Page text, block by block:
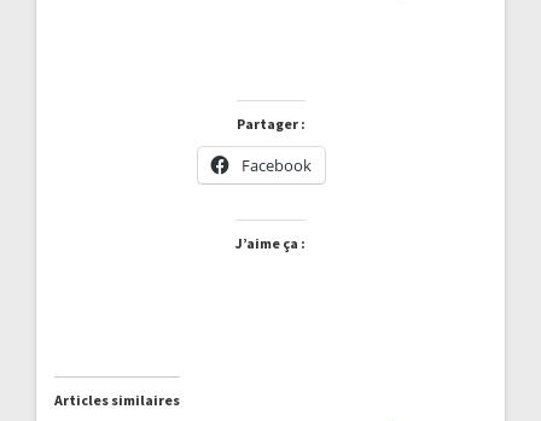
Partager :
Facebook
J’aime ça :
Articles similaires